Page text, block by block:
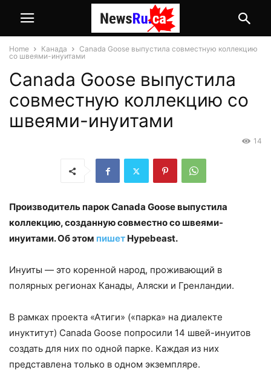
Home Канада
Canada Goose выпустила совместную коллекцию
со швеями-инуитами
Canada Goose выпустила
совместную коллекцию со
швеями-инуитами
14
Производитель парок Canada Goose выпустила
коллекцию, созданную совместно со швеями-
инуитами. Об этом пишет Hypebeast.
Инуиты — это коренной народ, проживающий в
полярных регионах Канады, Аляски и Гренландии.
В рамках проекта «Атиги» («парка» на диалекте
инуктитут) Canada Goose попросили 14 швей-инуитов
создать для них по одной парке. Каждая из них
представлена только в одном экземпляре.